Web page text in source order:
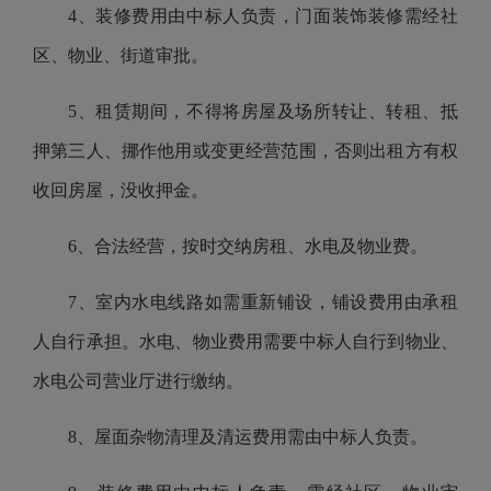
4、装修费用由中标人负责，门面装饰装修需经社
区、物业、街道审批。
5、租赁期间，不得将房屋及场所转让、转租、抵
押第三人、挪作他用或变更经营范围，否则出租方有权
收回房屋，没收押金。
6、合法经营，按时交纳房租、水电及物业费。
7、室内水电线路如需重新铺设，铺设费用由承租
人自行承担。水电、物业费用需要中标人自行到物业、
水电公司营业厅进行缴纳。
8、屋面杂物清理及清运费用需由中标人负责。